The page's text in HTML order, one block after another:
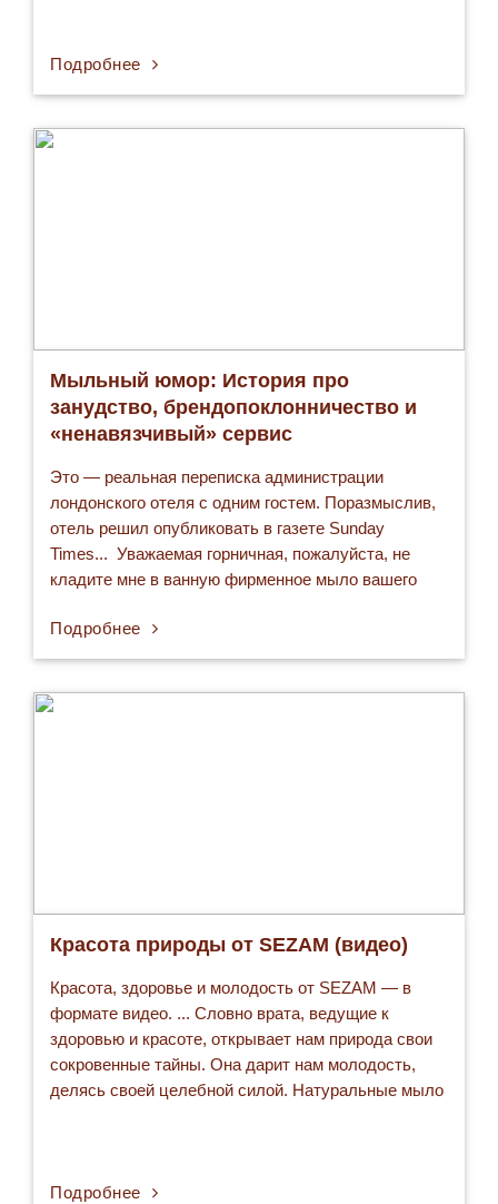
производству ароматических веществ, а также
Подробнее
Мыльный юмор: История про
занудство, брендопоклонничество и
«ненавязчивый» сервис
Это — реальная переписка администрации
лондонского отеля с одним гостем. Поразмыслив,
отель решил опубликовать в газете Sunday
Times... Уважаемая горничная, пожалуйста, не
кладите мне в ванную фирменное мыло вашего
марки Dial. Пожалуйста, отнесите шесть
неиспользованных кусочков мыла с полочки под
Подробнее
Красота природы от SEZAM (видео)
Красота, здоровье и молодость от SEZAM — в
формате видео. ... Словно врата, ведущие к
здоровью и красоте, открывает нам природа свои
сокровенные тайны. Она дарит нам молодость,
делясь своей целебной силой. Натуральные мыло
руководитель предприятия по производству…
Подробнее